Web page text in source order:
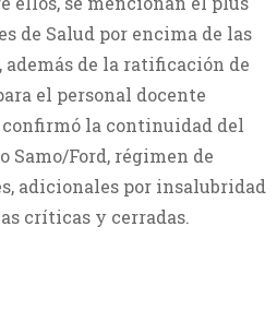
de Salud por encima de las
de la ratificación de
el personal docente
la continuidad del
Samo/Ford, régimen de
adicionales por insalubridad
críticas y cerradas.